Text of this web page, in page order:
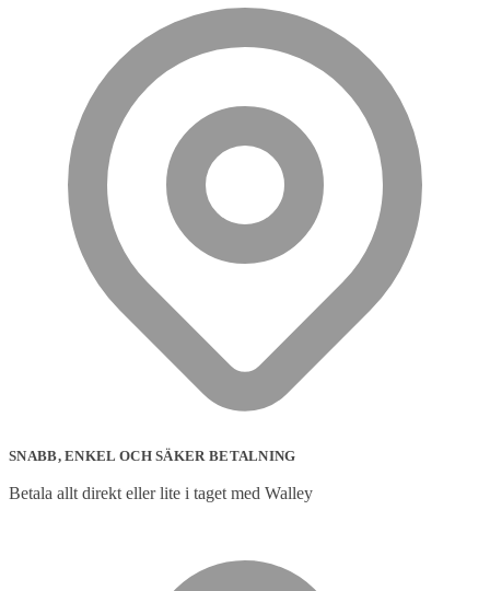
SNABB, ENKEL OCH SÄKER BETALNING
Betala allt direkt eller lite i taget med Walley